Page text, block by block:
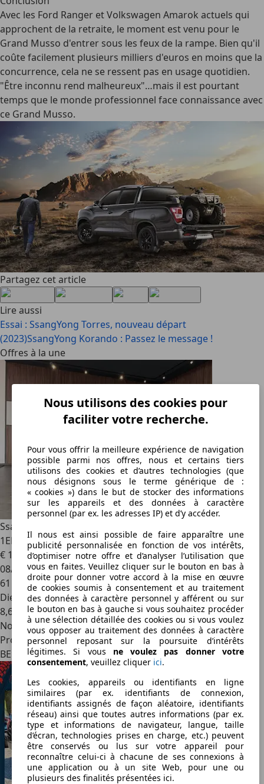
Nous utilisons des cookies pour
faciliter votre recherche.
Pour vous offrir la meilleure expérience de navigation
possible parmi nos offres, nous et certains tiers
utilisons des cookies et d’autres technologies (que
nous désignons sous le terme générique de :
« cookies ») dans le but de stocker des informations
sur les appareils et des données à caractère
personnel (par ex. les adresses IP) et d’y accéder.
Il nous est ainsi possible de faire apparaître une
publicité personnalisée en fonction de vos intérêts,
d’optimiser notre offre et d’analyser l’utilisation que
vous en faites. Veuillez cliquer sur le bouton en bas à
droite pour donner votre accord à la mise en œuvre
de cookies soumis à consentement et au traitement
des données à caractère personnel y afférent ou sur
le bouton en bas à gauche si vous souhaitez procéder
à une sélection détaillée des cookies ou si vous voulez
vous opposer au traitement des données à caractère
personnel reposant sur la poursuite d’intérêts
légitimes. Si vous ne voulez pas donner votre
consentement, veuillez cliquer ici.
Les cookies, appareils ou identifiants en ligne
similaires (par ex. identifiants de connexion,
identifiants assignés de façon aléatoire, identifiants
réseau) ainsi que toutes autres informations (par ex.
type et informations de navigateur, langue, taille
d’écran, technologies prises en charge, etc.) peuvent
être conservés ou lus sur votre appareil pour
reconnaître celui-ci à chacune de ses connexions à
une application ou à un site Web, pour une ou
plusieurs des finalités présentées ici.
Avec les Ford Ranger et Volkswagen Amarok actuels qui
approchent de la retraite, le moment est venu pour le
Grand Musso d'entrer sous les feux de la rampe. Bien qu'il
coûte facilement plusieurs milliers d'euros en moins que la
concurrence, cela ne se ressent pas en usage quotidien.
"Être inconnu rend malheureux"…mais il est pourtant
temps que le monde professionnel face connaissance avec
ce Grand Musso.
Partagez cet article
Lire aussi
Essai : SsangYong Torres, nouveau départ
(2023)SsangYong Korando : Passez le message !
Offres à la une
SsangYong Musso
1ERPRO - GARANTIE 12MOIS
€ 19 990
08/2019
61 000 km
Diesel
8,6 l/100 km (mixte)
Nouveau
Professionnel
BE 7033